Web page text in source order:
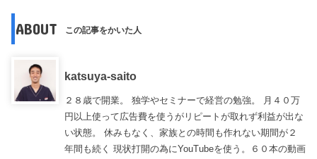
ABOUT この記事をかいた人
katsuya-saito
２８歳で開業。 独学やセミナーで経営の勉強。 月４０万
円以上使って広告費を使うがリピートが取れず利益が出な
い状態。 休みもなく、家族との時間も作れない期間が２
年間も続く 現状打開の為にYouTubeを使う。６０本の動画